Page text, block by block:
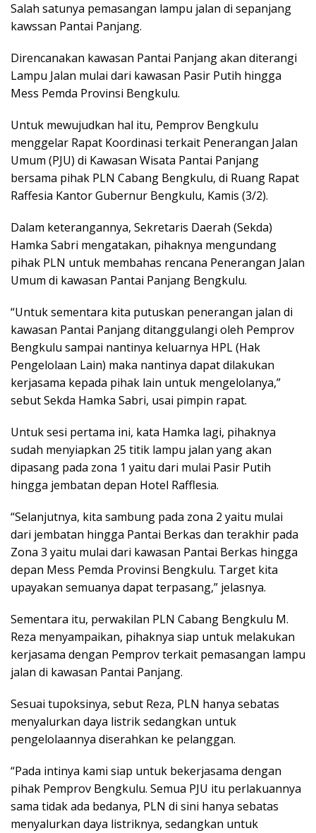
Salah satunya pemasangan lampu jalan di sepanjang
kawssan Pantai Panjang.
Direncanakan kawasan Pantai Panjang akan diterangi
Lampu Jalan mulai dari kawasan Pasir Putih hingga
Mess Pemda Provinsi Bengkulu.
Untuk mewujudkan hal itu, Pemprov Bengkulu
menggelar Rapat Koordinasi terkait Penerangan Jalan
Umum (PJU) di Kawasan Wisata Pantai Panjang
bersama pihak PLN Cabang Bengkulu, di Ruang Rapat
Raffesia Kantor Gubernur Bengkulu, Kamis (3/2).
Dalam keterangannya, Sekretaris Daerah (Sekda)
Hamka Sabri mengatakan, pihaknya mengundang
pihak PLN untuk membahas rencana Penerangan Jalan
Umum di kawasan Pantai Panjang Bengkulu.
“Untuk sementara kita putuskan penerangan jalan di
kawasan Pantai Panjang ditanggulangi oleh Pemprov
Bengkulu sampai nantinya keluarnya HPL (Hak
Pengelolaan Lain) maka nantinya dapat dilakukan
kerjasama kepada pihak lain untuk mengelolanya,”
sebut Sekda Hamka Sabri, usai pimpin rapat.
Untuk sesi pertama ini, kata Hamka lagi, pihaknya
sudah menyiapkan 25 titik lampu jalan yang akan
dipasang pada zona 1 yaitu dari mulai Pasir Putih
hingga jembatan depan Hotel Rafflesia.
“Selanjutnya, kita sambung pada zona 2 yaitu mulai
dari jembatan hingga Pantai Berkas dan terakhir pada
Zona 3 yaitu mulai dari kawasan Pantai Berkas hingga
depan Mess Pemda Provinsi Bengkulu. Target kita
upayakan semuanya dapat terpasang,” jelasnya.
Sementara itu, perwakilan PLN Cabang Bengkulu M.
Reza menyampaikan, pihaknya siap untuk melakukan
kerjasama dengan Pemprov terkait pemasangan lampu
jalan di kawasan Pantai Panjang.
Sesuai tupoksinya, sebut Reza, PLN hanya sebatas
menyalurkan daya listrik sedangkan untuk
pengelolaannya diserahkan ke pelanggan.
“Pada intinya kami siap untuk bekerjasama dengan
pihak Pemprov Bengkulu. Semua PJU itu perlakuannya
sama tidak ada bedanya, PLN di sini hanya sebatas
menyalurkan daya listriknya, sedangkan untuk